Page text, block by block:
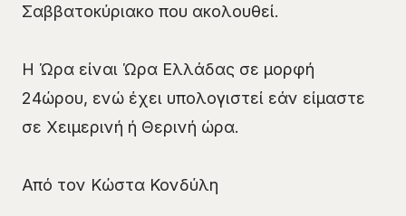
Σαββατοκύριακο που ακολουθεί.
Η Ώρα είναι Ώρα Ελλάδας σε μορφή
24ώρου, ενώ έχει υπολογιστεί εάν είμαστε
σε Χειμερινή ή Θερινή ώρα.
Από τον Κώστα Κονδύλη